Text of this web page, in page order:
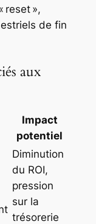
reset »,
de fin
aux
Impact
potentiel
Diminution
du ROI,
pression
sur la
trésorerie